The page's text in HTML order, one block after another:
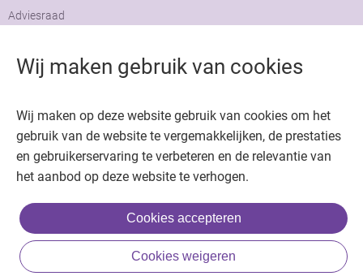
Wij maken gebruik van cookies
Wij maken op deze website gebruik van cookies om het
gebruik van de website te vergemakkelijken, de prestaties
en gebruikerservaring te verbeteren en de relevantie van
het aanbod op deze website te verhogen.
Cookies accepteren
Cookies weigeren
Adviesraad
Copyright © 2026. Uitgeverij Jaap. Alle rechten voorbehouden.